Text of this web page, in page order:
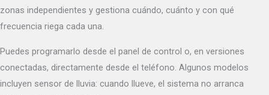
zonas independientes y gestiona cuándo, cuánto y con qué
frecuencia riega cada una.
Puedes programarlo desde el panel de control o, en versiones
conectadas, directamente desde el teléfono. Algunos modelos
incluyen sensor de lluvia: cuando llueve, el sistema no arranca